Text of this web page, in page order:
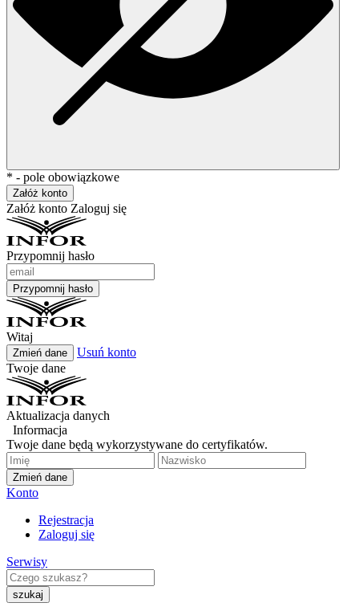
* - pole obowiązkowe
Załóż konto
Załóż konto Zaloguj się
Przypomnij hasło
Przypomnij hasło
Witaj
Zmień dane
Usuń konto
Twoje dane
Aktualizacja danych
Informacja
Twoje dane będą wykorzystywane do certyfikatów.
Zmień dane
Konto
Rejestracja
Zaloguj się
Serwisy